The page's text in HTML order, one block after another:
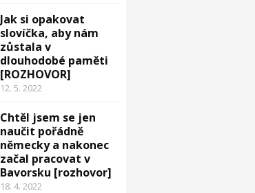
Jak si opakovat
slovíčka, aby nám
zůstala v
dlouhodobé paměti
[ROZHOVOR]
12. 5. 2022
Chtěl jsem se jen
naučit pořádně
německy a nakonec
začal pracovat v
Bavorsku [rozhovor]
18. 4. 2022